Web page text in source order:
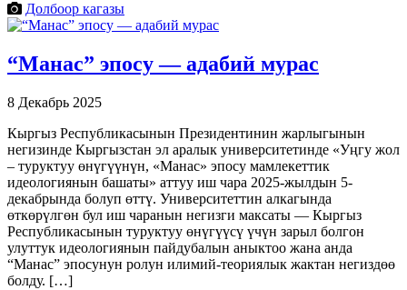
Долбоор кагазы
“Манас” эпосу — адабий мурас
8 Декабрь 2025
Кыргыз Республикасынын Президентинин жарлыгынын
негизинде Кыргызстан эл аралык университетинде «Уңгу жол
– туруктуу өнүгүүнүн, «Манас» эпосу мамлекеттик
идеологиянын башаты» аттуу иш чара 2025-жылдын 5-
декабрында болуп өттү. Университеттин алкагында
өткөрүлгөн бул иш чаранын негизги максаты — Кыргыз
Республикасынын туруктуу өнүгүүсү үчүн зарыл болгон
улуттук идеологиянын пайдубалын аныктоо жана анда
“Манас” эпосунун ролун илимий-теориялык жактан негиздөө
болду. […]